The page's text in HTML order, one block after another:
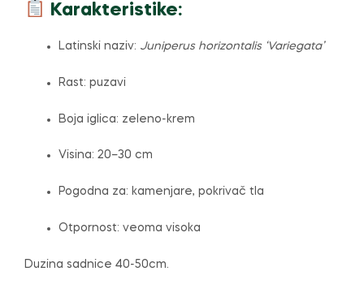
Karakteristike:
Latinski naziv: Juniperus horizontalis ‘Variegata’
Rast: puzavi
Boja iglica: zeleno-krem
Visina: 20–30 cm
Pogodna za: kamenjare, pokrivač tla
Otpornost: veoma visoka
Duzina sadnice 40-50cm.